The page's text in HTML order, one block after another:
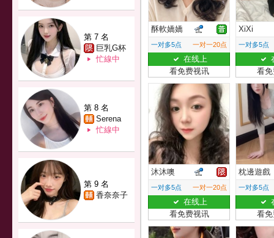
第 7 名
巨乳G杯
忙線中
第 8 名
Serena
忙線中
第 9 名
香奈奈子
酥軟嬌嬌
一对多5点 一对一20点
在线上
看免费视讯
XiXi
一对多5点
看
沐沐噢
一对多5点 一对一20点
在线上
看免费视讯
枕邊遊戲
一对多5点
看